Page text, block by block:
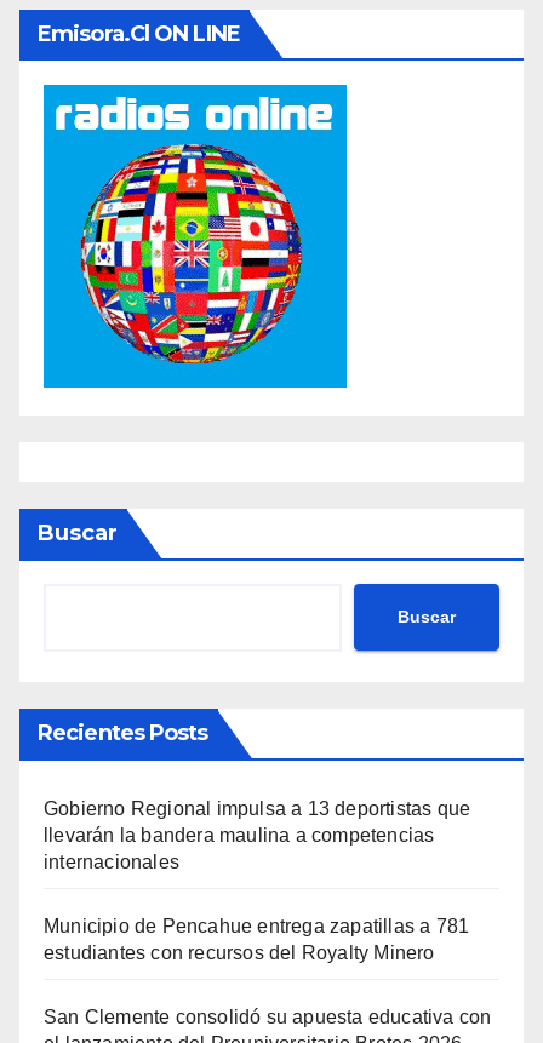
Emisora.cl ON LINE
Buscar
Buscar
Recientes Posts
Gobierno Regional impulsa a 13 deportistas que
llevarán la bandera maulina a competencias
internacionales
Municipio de Pencahue entrega zapatillas a 781
estudiantes con recursos del Royalty Minero
San Clemente consolidó su apuesta educativa con